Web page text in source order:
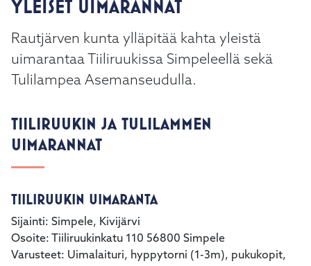
YLEISET UIMARANNAT
Rautjärven kunta ylläpitää kahta yleistä
uimarantaa Tiiliruukissa Simpeleellä sekä
Tulilampea Asemanseudulla.
TIILIRUUKIN JA TULILAMMEN
UIMARANNAT
TIILIRUUKIN UIMARANTA
Sijainti: Simpele, Kivijärvi
Osoite: Tiiliruukinkatu 110 56800 Simpele
Varusteet: Uimalaituri, hyppytorni (1-3m), pukukopit,